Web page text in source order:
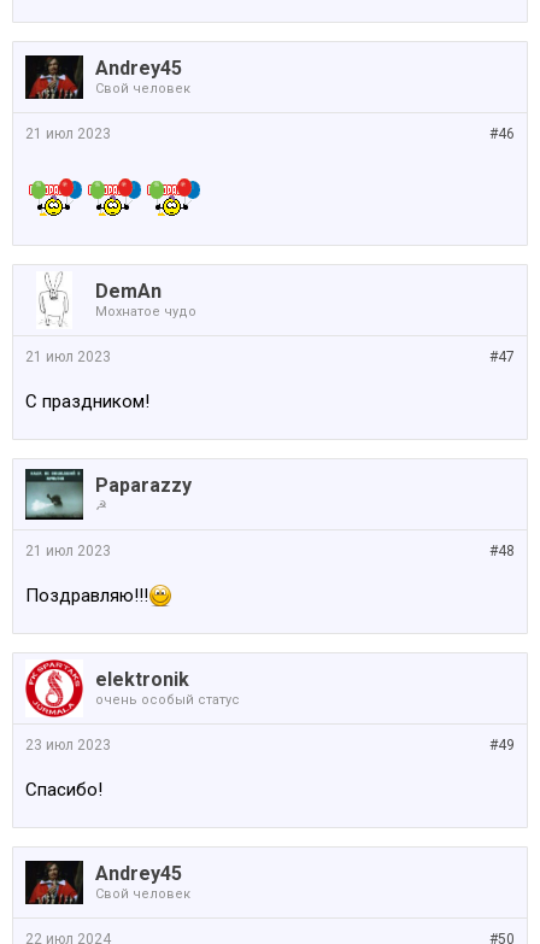
Andrey45
Свой человек
#46
21 июл 2023
DemAn
Мохнатое чудо
#47
21 июл 2023
С праздником!
Paparazzy
☭
#48
21 июл 2023
Поздравляю!!!
elektronik
очень особый статус
#49
23 июл 2023
Спасибо!
Andrey45
Свой человек
#50
22 июл 2024